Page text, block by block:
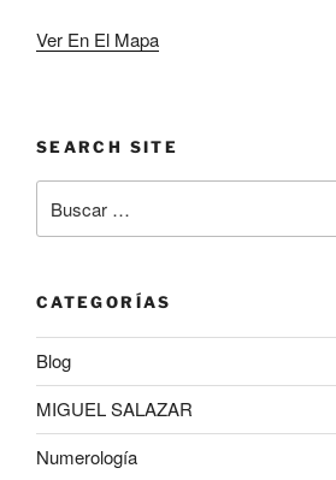
Ver En El Mapa
SEARCH SITE
por:
CATEGORÍAS
Blog
MIGUEL SALAZAR
Numerología